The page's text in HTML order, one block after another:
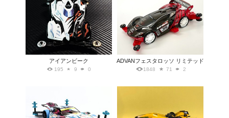
アイアンビーク
195 9 0
ADVANフェスタロッソ リミテッド
1848 71 2